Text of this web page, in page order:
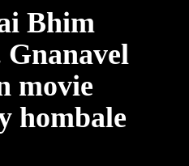
Bhim
movie
hombale